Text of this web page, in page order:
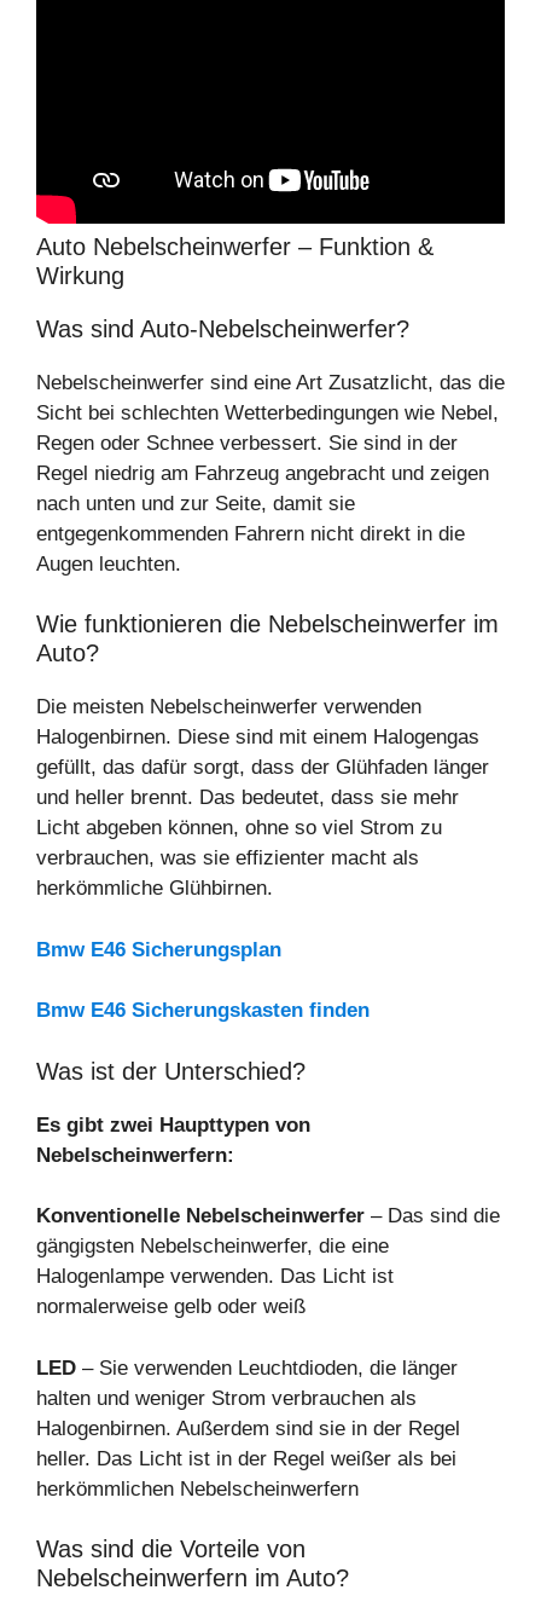
Auto Nebelscheinwerfer – Funktion &
Wirkung
Was sind Auto-Nebelscheinwerfer?
Nebelscheinwerfer sind eine Art Zusatzlicht, das die
Sicht bei schlechten Wetterbedingungen wie Nebel,
Regen oder Schnee verbessert. Sie sind in der
Regel niedrig am Fahrzeug angebracht und zeigen
nach unten und zur Seite, damit sie
entgegenkommenden Fahrern nicht direkt in die
Augen leuchten.
Wie funktionieren die Nebelscheinwerfer im
Auto?
Die meisten Nebelscheinwerfer verwenden
Halogenbirnen. Diese sind mit einem Halogengas
gefüllt, das dafür sorgt, dass der Glühfaden länger
und heller brennt. Das bedeutet, dass sie mehr
Licht abgeben können, ohne so viel Strom zu
verbrauchen, was sie effizienter macht als
herkömmliche Glühbirnen.
Bmw E46 Sicherungsplan
Bmw E46 Sicherungskasten finden
Was ist der Unterschied?
Es gibt zwei Haupttypen von
Nebelscheinwerfern:
Konventionelle Nebelscheinwerfer – Das sind die
gängigsten Nebelscheinwerfer, die eine
Halogenlampe verwenden. Das Licht ist
normalerweise gelb oder weiß
LED – Sie verwenden Leuchtdioden, die länger
halten und weniger Strom verbrauchen als
Halogenbirnen. Außerdem sind sie in der Regel
heller. Das Licht ist in der Regel weißer als bei
herkömmlichen Nebelscheinwerfern
Was sind die Vorteile von
Nebelscheinwerfern im Auto?